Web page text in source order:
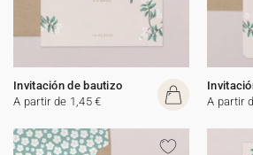
Invitación de bautizo
A partir de 1,45 €
A partir